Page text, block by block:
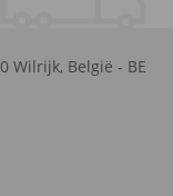
Wilrijk, België - BE